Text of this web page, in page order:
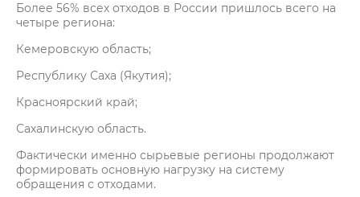
Более 56% всех отходов в России пришлось всего на
четыре региона:
Кемеровскую область;
Республику Саха (Якутия);
Красноярский край;
Сахалинскую область.
Фактически именно сырьевые регионы продолжают
формировать основную нагрузку на систему
обращения с отходами.